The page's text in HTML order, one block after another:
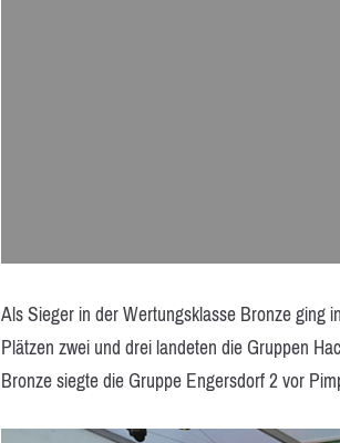
Als Sieger in der Wertungsklasse Bronze ging
Plätzen zwei und drei landeten die Gruppen
Bronze siegte die Gruppe Engersdorf 2 vor